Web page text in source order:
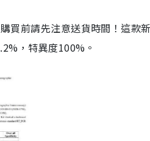
買前請先注意送貨時間！這款
，特異度100%。